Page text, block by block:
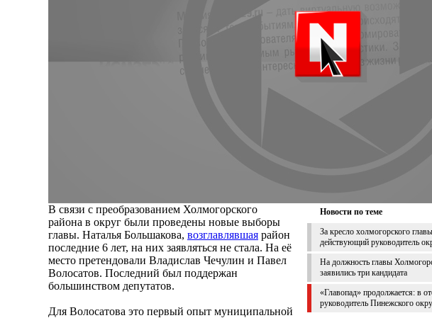
Новости по теме
За кресло холмогорского
действующий руководитель
На должность главы
заявились три кандидата
«Главопад» продолжается: в
руководитель Пинежского
В связи с преобразованием Холмогорского
района в округ были проведены новые выборы
главы. Наталья Большакова, возглавлявшая район
последние 6 лет, на них заявляться не стала. На её
место претендовали Владислав Чечулин и Павел
Волосатов. Последний был поддержан
большинством депутатов.
Для Волосатова это первый опыт муниципальной